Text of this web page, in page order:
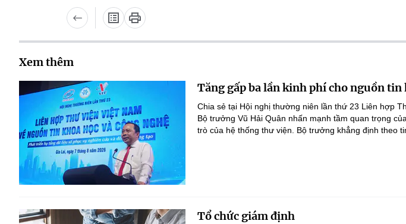
Xem thêm
Tăng gấp ba lần kinh phí cho nguồn tin
Chia sẻ tại Hội nghị thường niên lần thứ 23 Liên hợp
Bộ trưởng Vũ Hải Quân nhấn mạnh tầm quan trọng
trò của hệ thống thư viện. Bộ trưởng khẳng định theo
Tổ chức giám định